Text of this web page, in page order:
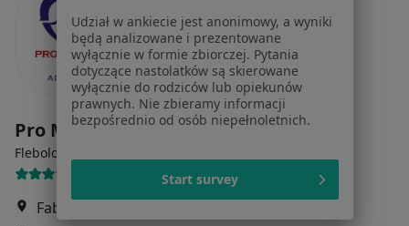
Pro Medical Clinic
Flebologia, Chirurgia, Medycyna estetyczna
Fabryczna 22, Legnica
Udział w ankiecie jest anonimowy, a wyniki
będą analizowane i prezentowane
wyłącznie w formie zbiorczej. Pytania
dotyczące nastolatków są skierowane
wyłącznie do rodziców lub opiekunów
prawnych. Nie zbieramy informacji
bezpośrednio od osób niepełnoletnich.
Start survey